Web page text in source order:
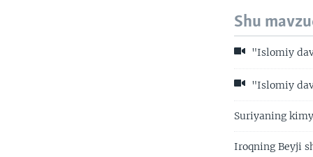
Shu
"Islomiy
"Islomiy
Suriyaning
Iroqning Beyji